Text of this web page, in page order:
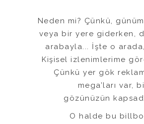
Neden mi? Çünkü,
veya bir yere giderken,
arabayla... İşte o
Kişisel izlenimlerime
Çünkü yer gök
mega’ları var,
gözünüzün
O halde bu